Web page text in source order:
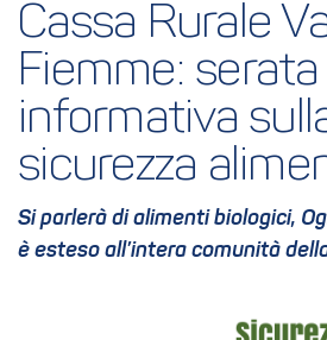
Cassa Rurale
Fiemme: serata
informativa
sicurezza
Si parlerà di alimenti biologici,
è esteso all’intera comunità